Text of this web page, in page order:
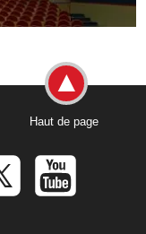
Haut de page